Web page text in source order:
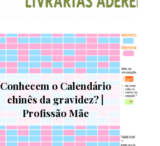
Conhecem o Calendário
chinês da gravidez? |
Profissão Mãe